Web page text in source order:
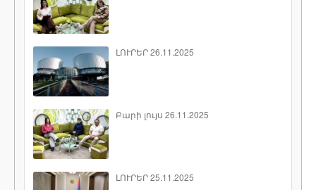
ԼՈՒՐԵՐ 26.11.2025
Բարի լույս 26.11.2025
ԼՈՒՐԵՐ 25.11.2025